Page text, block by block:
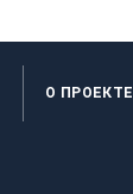
O ПРОЕКТЕ